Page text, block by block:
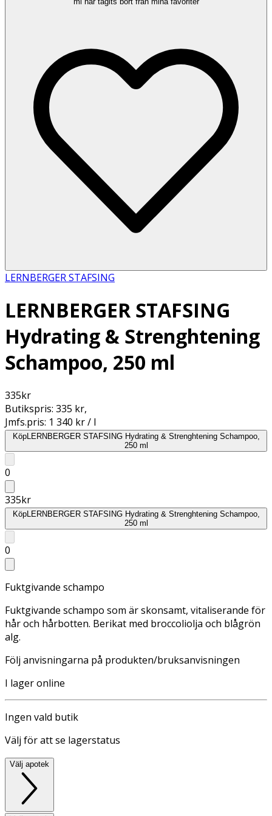
LERNBERGER STAFSING
LERNBERGER STAFSING
Hydrating & Strenghtening
Schampoo, 250 ml
335kr
Butikspris: 335 kr,
Jmfs.pris: 1 340 kr / l
KöpLERNBERGER STAFSING Hydrating & Strenghtening Schampoo,
250 ml
0
335kr
KöpLERNBERGER STAFSING Hydrating & Strenghtening Schampoo,
250 ml
0
Fuktgivande schampo
Fuktgivande schampo som är skonsamt, vitaliserande för
hår och hårbotten. Berikat med broccoliolja och blågrön
alg.
Följ anvisningarna på produkten/bruksanvisningen
I lager online
Ingen vald butik
Välj för att se lagerstatus
Välj apotek